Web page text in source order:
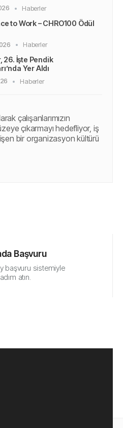
Haberler
to Work – CHRO100 Ödül
Haberler
26. İşte Pendik
Yer Aldı
Haberler
çalışanlarımızın
çıkarmayı hedefliyor, iş
bir organizasyon kültürü
başvuru sistemiyle
atın.
Başvuru